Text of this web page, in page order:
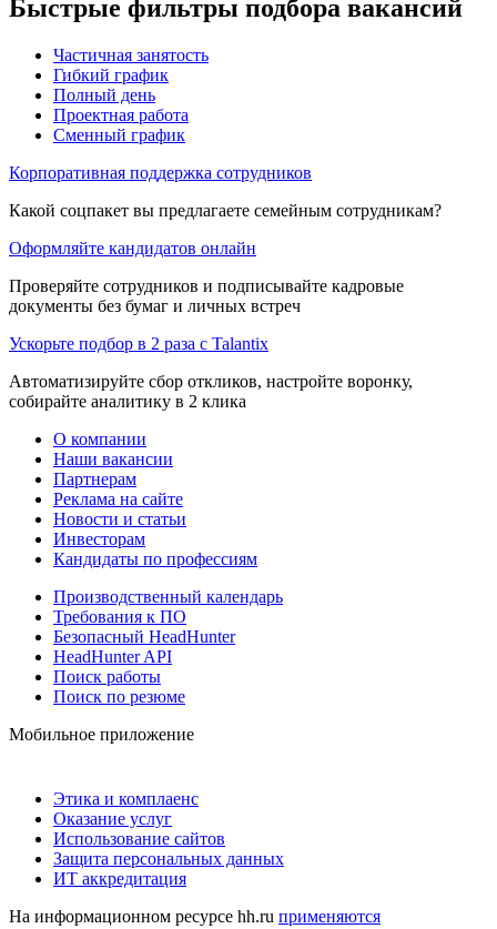
Быстрые фильтры подбора вакансий
Частичная занятость
Гибкий график
Полный день
Проектная работа
Сменный график
Корпоративная поддержка сотрудников
Какой соцпакет вы предлагаете семейным сотрудникам?
Оформляйте кандидатов онлайн
Проверяйте сотрудников и подписывайте кадровые
документы без бумаг и личных встреч
Ускорьте подбор в 2 раза с Talantix
Автоматизируйте сбор откликов, настройте воронку,
собирайте аналитику в 2 клика
О компании
Наши вакансии
Партнерам
Реклама на сайте
Новости и статьи
Инвесторам
Кандидаты по профессиям
Производственный календарь
Требования к ПО
Безопасный HeadHunter
HeadHunter API
Поиск работы
Поиск по резюме
Мобильное приложение
Этика и комплаенс
Оказание услуг
Использование сайтов
Защита персональных данных
ИТ аккредитация
На информационном ресурсе hh.ru применяются